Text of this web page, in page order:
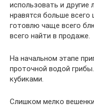
использовать и
нравятся больше
готовлю чаще всего
всего найти в продаже.
На начальном этапе
проточной водой
кубиками.
Слишком мелко